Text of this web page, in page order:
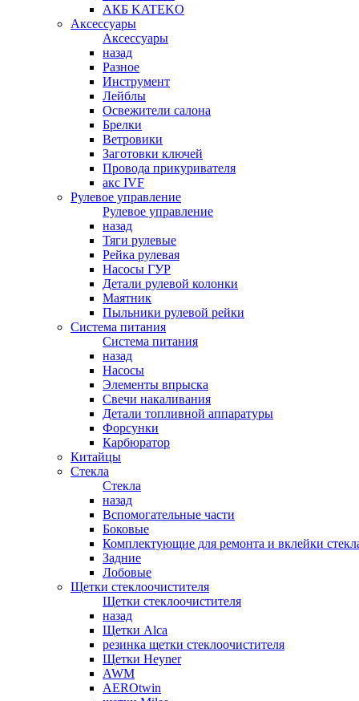
АКБ KATEKO
Аксессуары
Аксессуары
назад
Разное
Инструмент
Лейблы
Освежители салона
Брелки
Ветровики
Заготовки ключей
Провода прикуривателя
акс IVF
Рулевое управление
Рулевое управление
назад
Тяги рулевые
Рейка рулевая
Насосы ГУР
Детали рулевой колонки
Маятник
Пыльники рулевой рейки
Система питания
Система питания
назад
Насосы
Элементы впрыска
Свечи накаливания
Детали топливной аппаратуры
Форсунки
Карбюратор
Китайцы
Стекла
Стекла
назад
Вспомогательные части
Боковые
Комплектующие для ремонта и вклейки
Задние
Лобовые
Щетки стеклоочистителя
Щетки стеклоочистителя
назад
Щетки Alca
резинка щетки стеклоочистителя
Щетки Heyner
AWM
AEROtwin